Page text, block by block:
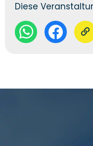
Diese